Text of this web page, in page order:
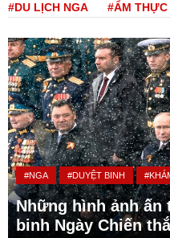
#DU LỊCH NGA #ẨM THỰC
#NGA #DUYỆT BINH
Những hình ảnh ấn
binh Ngày Chiến